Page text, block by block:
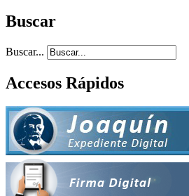
Buscar
Buscar...
Accesos Rápidos